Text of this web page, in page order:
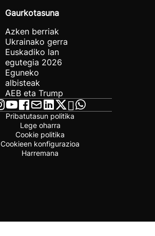
Gaurkotasuna
Azken berriak
Ukrainako gerra
Euskadiko lan
egutegia 2026
Eguneko
albisteak
AEB eta Trump
Pribatutasun politika
Lege oharra
Cookie politika
Cookieen konfigurazioa
Harremana